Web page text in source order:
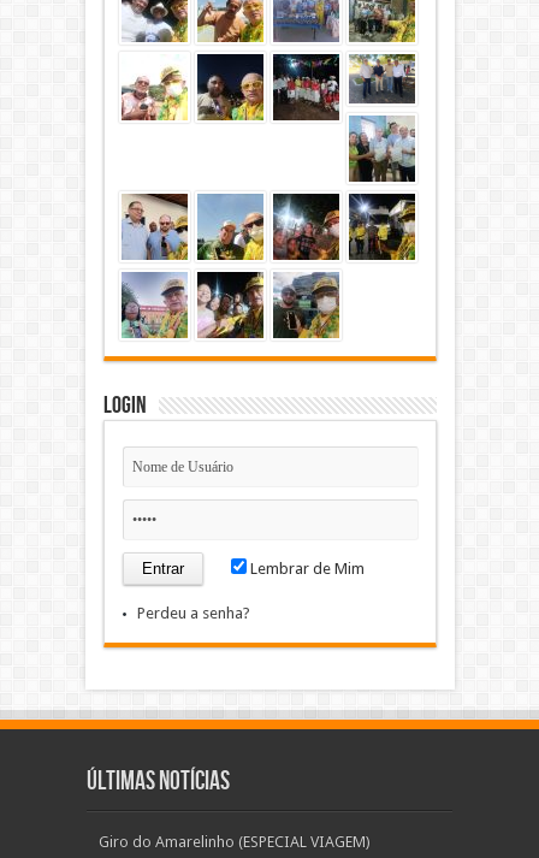
Login
Lembrar de Mim
Perdeu a senha?
Últimas Notícias
Giro do Amarelinho (ESPECIAL VIAGEM)